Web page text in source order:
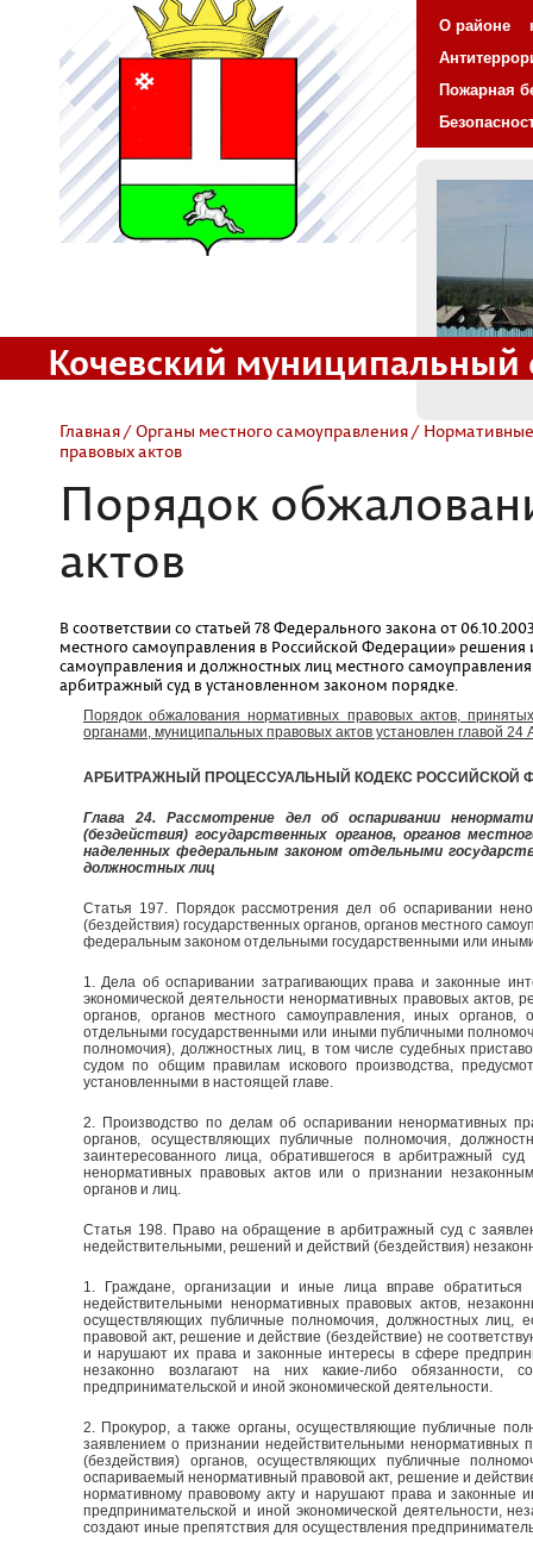
О районе
Пожарная
Кочевский муниципальный
Главная/Органы местного самоуправления/
правовых актов
Порядок
актов
В соответствии со статьей 78 Федерального закона от
местного самоуправления в Российской Федерации» решения
самоуправления и должностных лиц местного
арбитражный суд в установленном законом порядке.
Порядок обжалования нормативных правовых актов,
органами, муниципальных правовых актов установлен главой
АРБИТРАЖНЫЙ ПРОЦЕССУАЛЬНЫЙ КОДЕКС РОССИЙСКОЙ
Глава 24. Рассмотрение дел об оспаривании
(бездействия) государственных органов, органов
наделенных федеральным законом отдельными
должностных лиц
Статья 197. Порядок рассмотрения дел об оспаривании
(бездействия) государственных органов, органов местного
федеральным законом отдельными государственными или
1. Дела об оспаривании затрагивающих права и законные
экономической деятельности ненормативных правовых актов,
органов, органов местного самоуправления, иных
отдельными государственными или иными публичными
полномочия), должностных лиц, в том числе судебных
судом по общим правилам искового производства,
установленными в настоящей главе.
2. Производство по делам об оспаривании ненормативных
органов, осуществляющих публичные полномочия,
заинтересованного лица, обратившегося в арбитражный
ненормативных правовых актов или о признании
органов и лиц.
Статья 198. Право на обращение в арбитражный суд с
недействительными, решений и действий (бездействия)
1. Граждане, организации и иные лица вправе
недействительными ненормативных правовых актов,
осуществляющих публичные полномочия, должностных лиц,
правовой акт, решение и действие (бездействие) не
и нарушают их права и законные интересы в сфере
незаконно возлагают на них какие-либо обязанности,
предпринимательской и иной экономической деятельности.
2. Прокурор, а также органы, осуществляющие публичные
заявлением о признании недействительными ненормативных
(бездействия) органов, осуществляющих публичные
оспариваемый ненормативный правовой акт, решение и
нормативному правовому акту и нарушают права и законные
предпринимательской и иной экономической деятельности,
создают иные препятствия для осуществления